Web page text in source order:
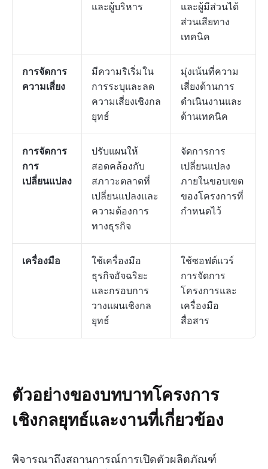
และผู้บริหาร
และผู้มีส่วนได้
ส่วนเสียทาง
เทคนิค
การจัดการ
ความเสี่ยง
มีความริเริ่มใน
การระบุและลด
ความเสี่ยงเชิงกล
ยุทธ์
มุ่งเน้นที่ความ
เสี่ยงด้านการ
ดำเนินงานและ
ด้านเทคนิค
การจัดการ
การ
เปลี่ยนแปลง
ปรับแผนให้
สอดคล้องกับ
สภาวะตลาดที่
เปลี่ยนแปลงและ
ความต้องการ
ทางธุรกิจ
จัดการการ
เปลี่ยนแปลง
ภายในขอบเขต
ของโครงการที่
กำหนดไว้
เครื่องมือ
ใช้เครื่องมือ
ธุรกิจอัจฉริยะ
และกรอบการ
วางแผนเชิงกล
ยุทธ์
ใช้ซอฟต์แวร์
การจัดการ
โครงการและ
เครื่องมือ
สื่อสาร
ตัวอย่างของบทบาทโครงการ
เชิงกลยุทธ์และงานที่เกี่ยวข้อง
พิจารณาถึงสถานการณ์การเปิดตัวผลิตภัณฑ์